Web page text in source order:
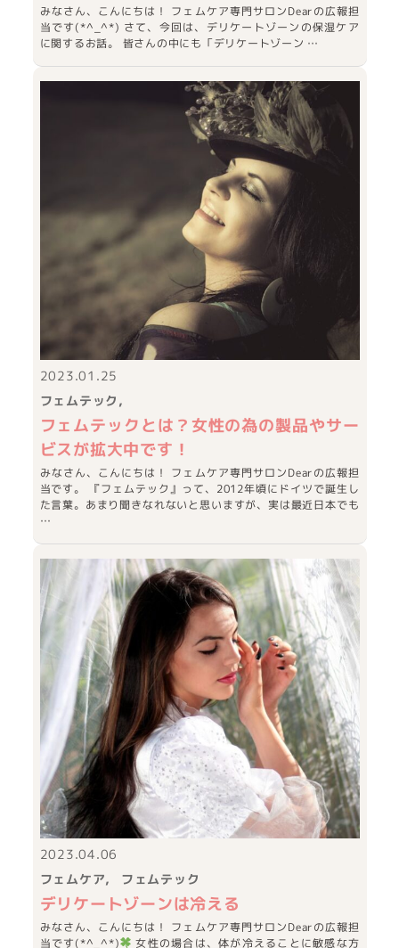
みなさん、こんにちは！ フェムケア専門サロンDearの広報担
当です(*^_^*) さて、今回は、デリケートゾーンの保湿ケア
に関するお話。 皆さんの中にも「デリケートゾーン …
2023.01.25
フェムテック
フェムテックとは？女性の為の製品やサー
ビスが拡大中です！
みなさん、こんにちは！ フェムケア専門サロンDearの広報担
当です。 『フェムテック』って、2012年頃にドイツで誕生し
た言葉。あまり聞きなれないと思いますが、実は最近日本でも
…
2023.04.06
フェムケア
フェムテック
デリケートゾーンは冷える
みなさん、こんにちは！ フェムケア専門サロンDearの広報担
当です(*^_^*)
女性の場合は、体が冷えることに敏感な方